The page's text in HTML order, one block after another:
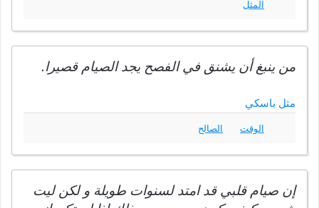
المثل
من ينبغ أن يشنق في الفصح يجد الصيام قصيرا.
مثل باسكي
الوقت الصالح
إن صيام قلبي قد امتد لسنوات طويلة و لكن ليت